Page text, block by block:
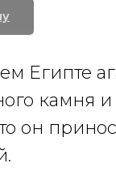
Египте
камня и
он